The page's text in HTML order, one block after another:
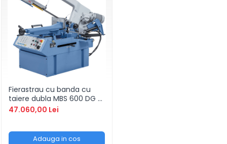
Standuri pentru strunguri metal
Unelte striere
Fierastrau cu banda cu
taiere dubla MBS 600 DG /
400 V
47.060,00 Lei
Adauga in cos